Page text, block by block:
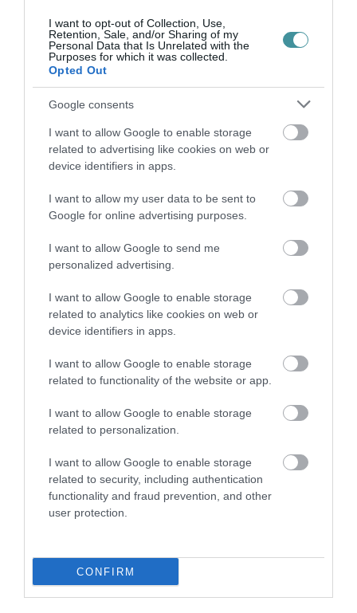
I want to opt-out of Collection, Use,
Retention, Sale, and/or Sharing of my
Personal Data that Is Unrelated with the
Purposes for which it was collected.
Opted Out
Google consents
I want to allow Google to enable storage
related to advertising like cookies on web or
device identifiers in apps.
I want to allow my user data to be sent to
Google for online advertising purposes.
I want to allow Google to send me
personalized advertising.
I want to allow Google to enable storage
related to analytics like cookies on web or
device identifiers in apps.
I want to allow Google to enable storage
related to functionality of the website or app.
I want to allow Google to enable storage
related to personalization.
I want to allow Google to enable storage
related to security, including authentication
functionality and fraud prevention, and other
user protection.
CONFIRM
október 14-től ismét lehet látogatni az intézmény fekvőbeteg
osztályain – írta az egerhirek.hu a kórház sajtóosztályára
hivatkozva...
AZ EGRI KÓRHÁZBA IS MEGÉRKEZETT A MIKULÁS
2022. december 07|Eger ügye
Tűzoltókocsi emelődarujával érkezett meg a Télapó a Markhot
Ferenc Oktatókórház és Rendelőintézet kis betegeihez –
tudósított a TV Eger. A Mikulás napját kórházban töltő gyerekek
RÉSZLEGES LÁTOGATÁSI TILALMAT VEZETTEK BE A MARKHOT
2023. március 08|Eger ügye
Részleges látogatási tilalom lépett érvénybe 2023. március 8-
tól, azaz mától a Markhot Ferenc Kórházban – adta közre az
egerhirek.hu. Az ok, hogy nőtt a felsőlégúti és covid fertőzött
betegek ...
ÚJRA LÁTOGATHATÓ A MARKHOT FERENC KÓRHÁZ
2023. március 21 |Eger ügye
Feloldotta a részleges látogatási tilalmat a Markhot Ferenc
Kórház. 2023. március 20-tól ismét lehet látogatni az intézmény
valamennyi fekvőbeteg osztályán. A kórház Covid-ellátó
LÁTOGATÁSI TILALOM VAN A MARKHOT FERENC KÓRHÁZBAN
2023. október 06| Eger ügye
a Pszichiátriai osztály megfigyelő részlegén a halmozottan
jelentkező felső l...